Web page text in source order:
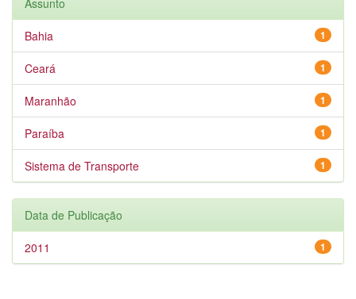
Assunto
1
Bahia
1
Ceará
1
Maranhão
1
Paraíba
1
Sistema de Transporte
Data de Publicação
1
2011